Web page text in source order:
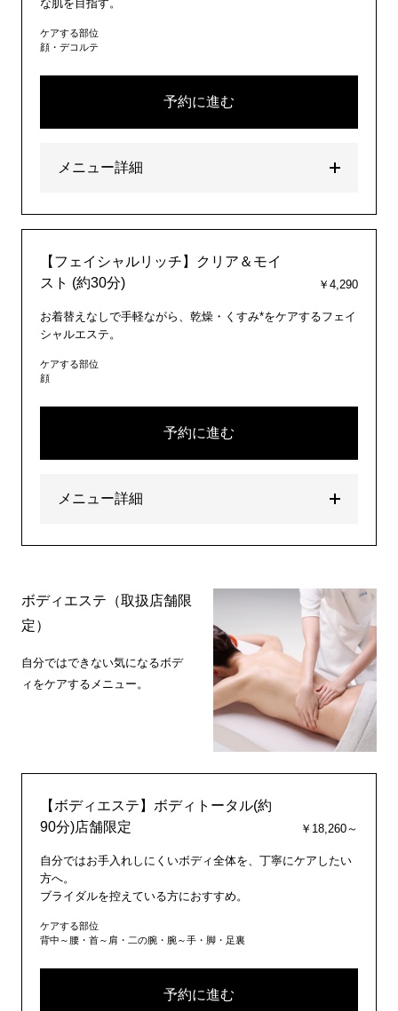
な肌を目指す。
ケアする部位
顔・デコルテ
予約に進む
メニュー詳細
【フェイシャルリッチ】クリア＆モイ
スト (約30分)
￥4,290
お着替えなしで手軽ながら、乾燥・くすみ*をケアするフェイ
シャルエステ。
ケアする部位
顔
予約に進む
メニュー詳細
ボディエステ（取扱店舗限
定）
自分ではできない気になるボデ
ィをケアするメニュー。
【ボディエステ】ボディトータル(約
90分)店舗限定
￥18,260～
自分ではお手入れしにくいボディ全体を、丁寧にケアしたい
方へ。
ブライダルを控えている方におすすめ。
ケアする部位
背中～腰・首～肩・二の腕・腕～手・脚・足裏
予約に進む